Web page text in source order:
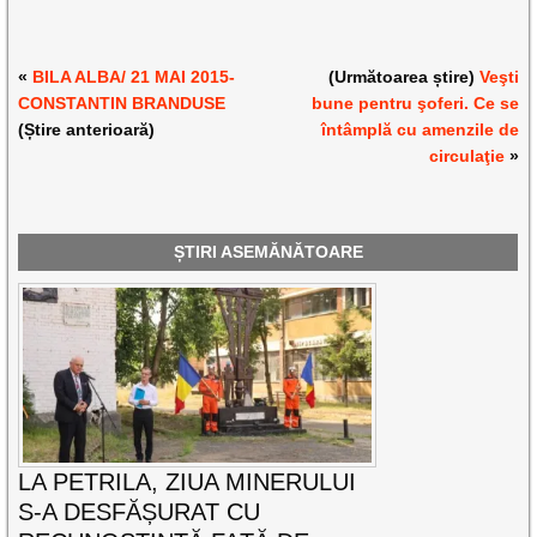
« BILA ALBA/ 21 MAI 2015-
CONSTANTIN BRANDUSE
(Știre anterioară)
(Următoarea știre) Veşti
bune pentru şoferi. Ce se
întâmplă cu amenzile de
circulaţie»
ȘTIRI ASEMĂNĂTOARE
LA PETRILA, ZIUA MINERULUI
S-A DESFĂȘURAT CU